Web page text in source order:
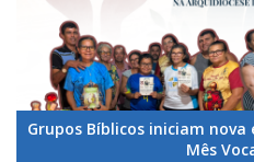
Grupos Bíblicos iniciam
Mês